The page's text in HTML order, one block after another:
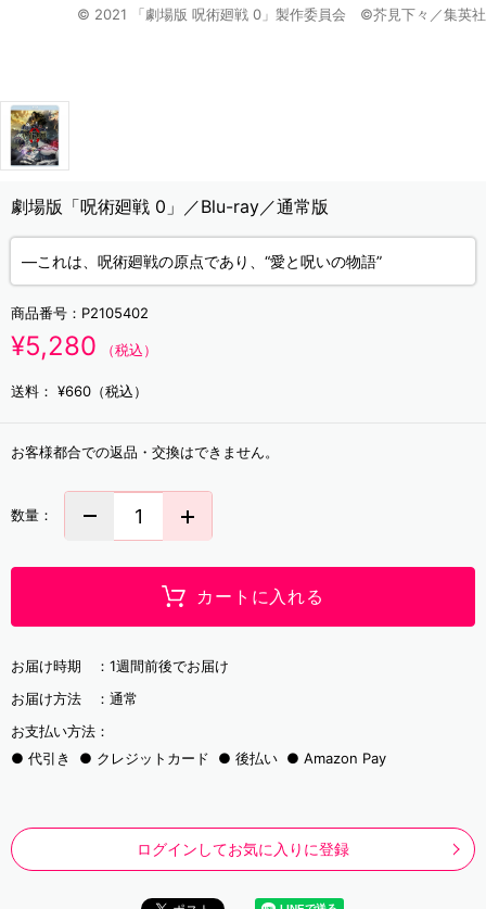
© 2021 「劇場版 呪術廻戦 0」製作委員会 ©芥見下々／集英社
劇場版「呪術廻戦 0」／Blu-ray／通常版
―これは、呪術廻戦の原点であり、“愛と呪いの物語”
商品番号： P2105402
¥5,280 （税込）
送料： ¥660（税込）
お客様都合での返品・交換はできません。
数量：
カートに入れる
お届け時期 ： 1週間前後でお届け
お届け方法 ： 通常
お支払い方法：
代引き
クレジットカード 後払い Amazon Pay
ログインしてお気に入りに登録